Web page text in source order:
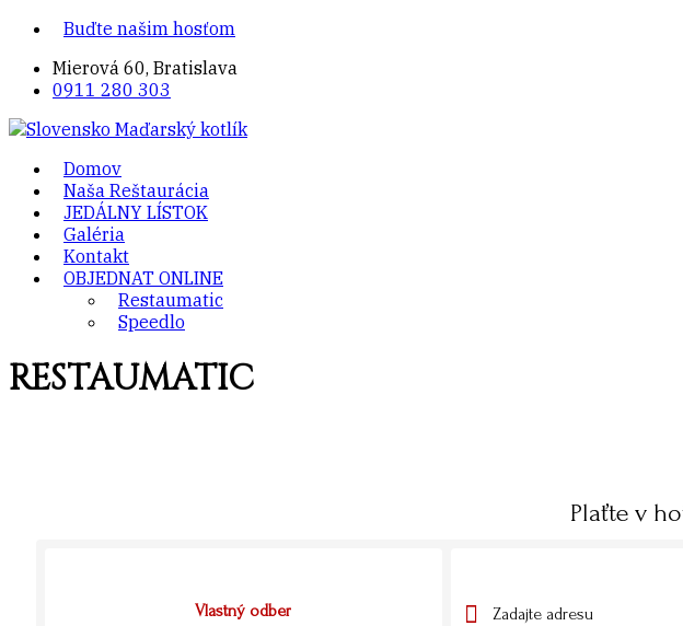
Buďte našim hosťom
Mierová 60, Bratislava
0911 280 303
Domov
Naša Reštaurácia
JEDÁLNY LÍSTOK
Galéria
Kontakt
OBJEDNAT ONLINE
Restaumatic
Speedlo
RESTAUMATIC